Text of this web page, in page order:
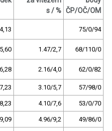
s / % ČP/OČ/OM
75/0/94
1.47/2,7 68/110/0
2.16/4,0 62/0/82
3.10/5,7 57/98/0
4.10/7,6 53/0/70
4.96/9,2 49/86/0